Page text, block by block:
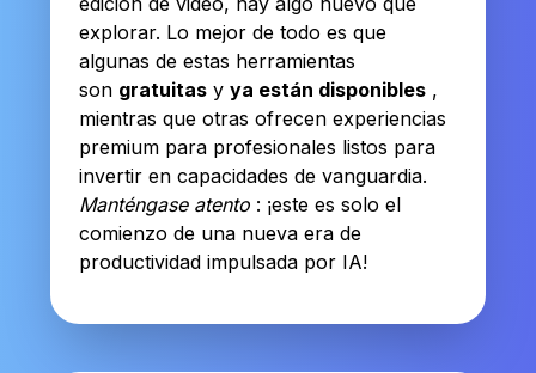
explorar. Lo mejor de todo es que
algunas de estas herramientas
son gratuitas y ya están disponibles ,
mientras que otras ofrecen experiencias
premium para profesionales listos para
invertir en capacidades de vanguardia.
Manténgase atento : ¡este es solo el
comienzo de una nueva era de
productividad impulsada por IA!